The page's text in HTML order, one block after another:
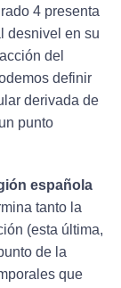
4 presenta
desnivel en su
del
definir
derivada de
punto
española
tanto la
(esta última,
de la
que